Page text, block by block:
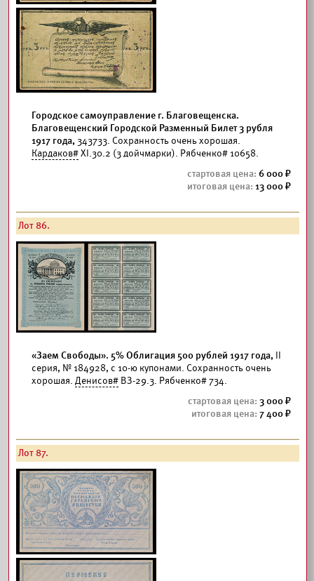
Городское самоуправление г. Благовещенска.
Благовещенский Городской Разменный Билет 3 рубля
1917 года,343733. Сохранность очень хорошая.
Кардаков#XI.30.2 (3 дойчмарки). Рябченко# 10658.
6 000
13 000
Лот 86.
«Заем Свободы». 5% Облигация 500 рублей 1917 года, II
серия, № 184928, с 10-ю купонами. Сохранность очень
хорошая. Денисов# ВЗ-29.3. Рябченко# 734.
3 000
7 400
Лот 87.